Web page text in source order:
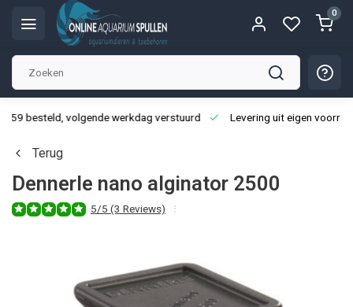
0
besteld, volgende werkdag verstuurd Levering uit eigen
Terug
Dennerle nano alginator 2500
5/5 (3 Reviews)